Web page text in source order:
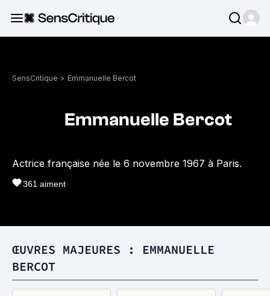
SensCritique > Emmanuelle Bercot
Emmanuelle Bercot
Actrice française née le 6 novembre 1967 à Paris.
361 aiment
ŒUVRES MAJEURES : EMMANUELLE
BERCOT